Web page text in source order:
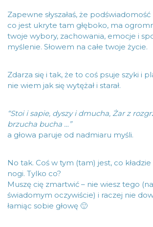
Zapewne słyszałaś, że
co jest ukryte tam głęboko, ma
twoje wybory, zachowania, emocje i
myślenie. Słowem na całe twoje życie.
Zdarza się i tak, że to coś psuje szyki i
nie wiem jak się wytężał i starał.
“Stoi i sapie, dyszy i dmucha, Żar z
brzucha bucha …”
a głowa paruje od nadmiaru myśli.
No tak. Coś w tym (tam) jest, co
nogi. Tylko co?
Muszę cię zmartwić – nie wiesz tego
świadomym oczywiście) i raczej nie
łamiąc sobie głowę 🙂